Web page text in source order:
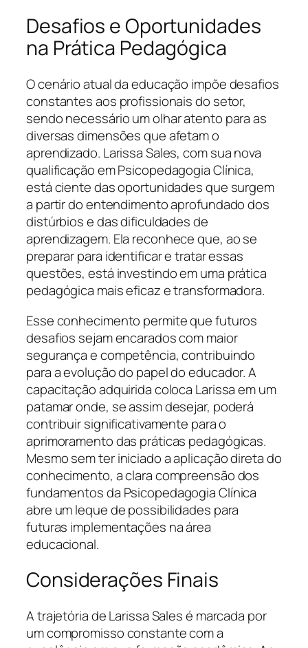
Desafios e Oportunidades
na Prática Pedagógica
O cenário atual da educação impõe desafios
constantes aos profissionais do setor,
sendo necessário um olhar atento para as
diversas dimensões que afetam o
aprendizado. Larissa Sales, com sua nova
qualificação em Psicopedagogia Clínica,
está ciente das oportunidades que surgem
a partir do entendimento aprofundado dos
distúrbios e das dificuldades de
aprendizagem. Ela reconhece que, ao se
preparar para identificar e tratar essas
questões, está investindo em uma prática
pedagógica mais eficaz e transformadora.
Esse conhecimento permite que futuros
desafios sejam encarados com maior
segurança e competência, contribuindo
para a evolução do papel do educador. A
capacitação adquirida coloca Larissa em um
patamar onde, se assim desejar, poderá
contribuir significativamente para o
aprimoramento das práticas pedagógicas.
Mesmo sem ter iniciado a aplicação direta do
conhecimento, a clara compreensão dos
fundamentos da Psicopedagogia Clínica
abre um leque de possibilidades para
futuras implementações na área
educacional.
Considerações Finais
A trajetória de Larissa Sales é marcada por
um compromisso constante com a